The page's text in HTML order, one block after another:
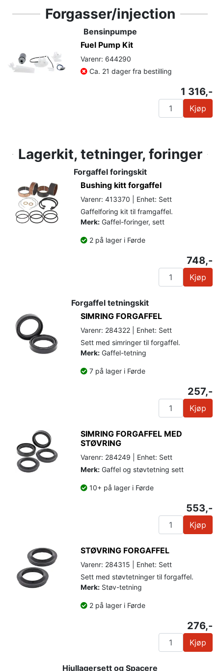
Forgasser/injection
Bensinpumpe
Fuel Pump Kit
Varenr: 644290
Ca. 21 dager fra bestilling
1 316,-
Kjøp
Lagerkit, tetninger, foringer
Forgaffel foringskit
Bushing kitt forgaffel
Varenr: 413370 | Enhet: Sett
Gaffelforing kit til framgaffel.
Merk: Gaffel-foringer, sett
2 på lager i Førde
748,-
Kjøp
Forgaffel tetningskit
SIMRING FORGAFFEL
Varenr: 284322 | Enhet: Sett
Sett med simringer til forgaffel.
Merk: Gaffel-tetning
7 på lager i Førde
257,-
Kjøp
SIMRING FORGAFFEL MED
STØVRING
Varenr: 284249 | Enhet: Sett
Merk: Gaffel og støvtetning sett
10+ på lager i Førde
553,-
Kjøp
STØVRING FORGAFFEL
Varenr: 284315 | Enhet: Sett
Sett med støvtetninger til forgaffel.
Merk: Støv-tetning
2 på lager i Førde
276,-
Kjøp
Hjullagersett og Spacere